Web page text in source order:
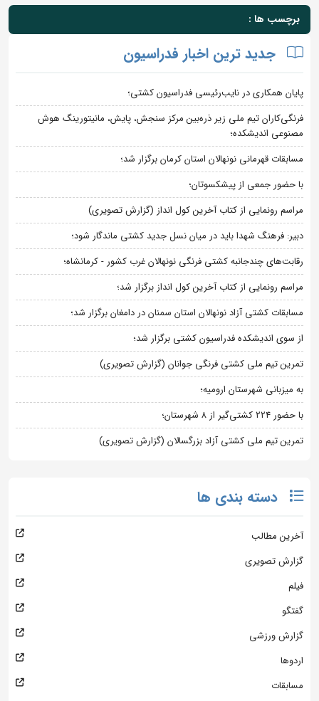
برچسب ها :
جدید ترین اخبار فدراسیون
پایان همکاری در نایب‌رئیسی فدراسیون کشتی؛
فرنگی‌کاران تیم ملی زیر ذره‌بین مرکز سنجش، پایش، مانیتورینگ هوش
مصنوعی اندیشکده؛
مسابقات قهرمانی نونهالان استان کرمان برگزار شد؛
با حضور جمعی از پیشکسوتان؛
مراسم رونمایی از کتاب آخرین کول انداز (گزارش تصویری)
دبیر: فرهنگ شهدا باید در میان نسل جدید کشتی ماندگار شود؛
رقابت‌های چندجانبه کشتی فرنگی نونهالان غرب کشور - کرمانشاه؛
مراسم رونمایی از کتاب آخرین کول انداز برگزار شد؛
مسابقات کشتی آزاد نونهالان استان سمنان در دامغان برگزار شد؛
از سوی اندیشکده فدراسیون کشتی برگزار شد؛
تمرین تیم ملی کشتی فرنگی جوانان (گزارش تصویری)
به میزبانی شهرستان ارومیه؛
با حضور ۲۲۴ کشتی‌گیر از ۸ شهرستان؛
تمرین تیم ملی کشتی آزاد بزرگسالان (گزارش تصویری)
دسته بندی ها
آخرین مطالب
گزارش تصویری
فیلم
گفتگو
گزارش ورزشی
اردوها
مسابقات